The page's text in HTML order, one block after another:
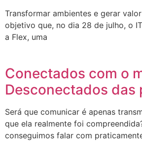
Transformar ambientes e gerar
objetivo que, no dia 28 de julho, o
a Flex, uma
Conectados com o
Desconectados das
Será que comunicar é apenas
que ela realmente foi
conseguimos falar com